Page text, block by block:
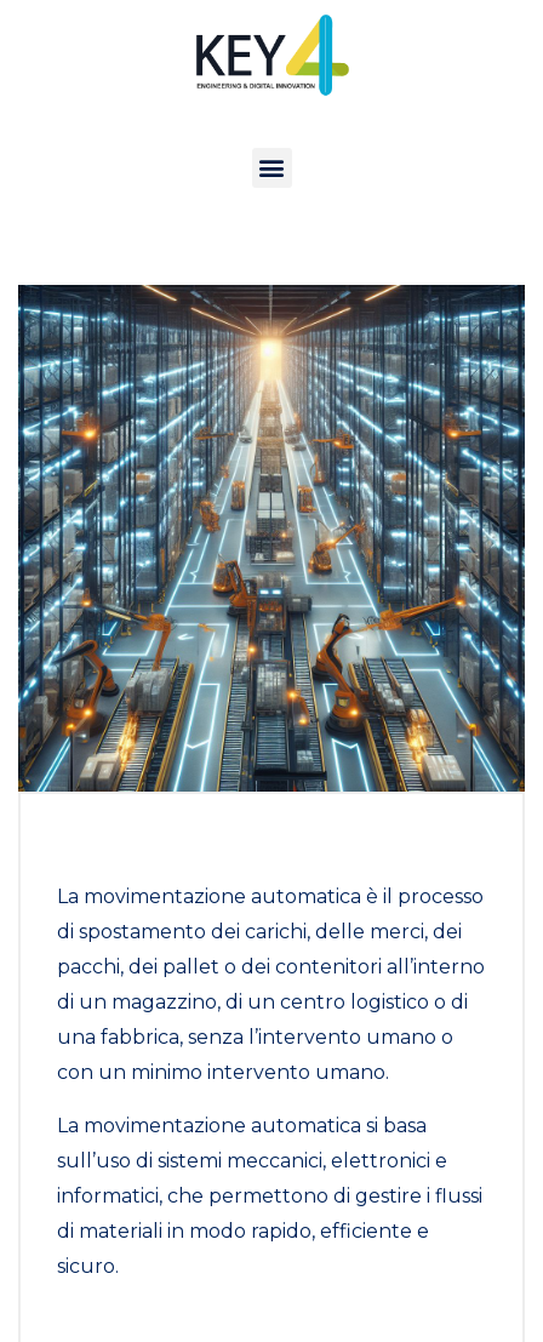
La movimentazione automatica è il processo
di spostamento dei carichi, delle merci, dei
pacchi, dei pallet o dei contenitori all’interno
di un magazzino, di un centro logistico o di
una fabbrica, senza l’intervento umano o
con un minimo intervento umano.
La movimentazione automatica si basa
sull’uso di sistemi meccanici, elettronici e
informatici, che permettono di gestire i flussi
di materiali in modo rapido, efficiente e
sicuro.